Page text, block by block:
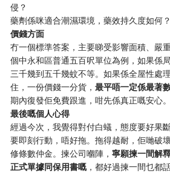
侵？
藥劑係咪適合潮濕環境，藥效持久度如何？
價錢方面
冇一個標準答案，主要睇受影響面積、嚴
個中永和區普通五百呎單位為例，如果係
三千幾到五千幾蚊不等。如果係全屋性處
住，一份價錢一分貨，最平唔一定係最著
期內復發佢免費跟進，咁先係真正嘅安心。
最後嘅個人心得
經過今次，我覺得對付白蟻，態度要好果
要即刻行動，唔好拖。拖得越耐，佢哋破
修條數仲金。揀公司嗰陣，寧願揀一間解
正式單據同保用書嘅，都好過揀一間乜都